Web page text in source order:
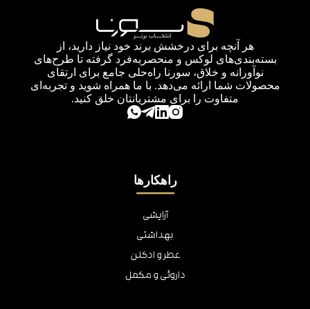
هر آنچه برای درخشش برند خود نیاز دارید، از
بسته‌بندی‌های لوکس و منحصربه‌فرد گرفته تا طرح‌های
نوآورانه و خلاق، سورنا راه‌حلی جامع برای ارتقای
محصولات شما ارائه می‌دهد. با ما همراه شوید و تجربه‌ای
متفاوت را برای مشتریانتان خلق کنید.
راهکارها
آرایشی
بهداشتی
عطر و ادکلن
داروئی و مکمل